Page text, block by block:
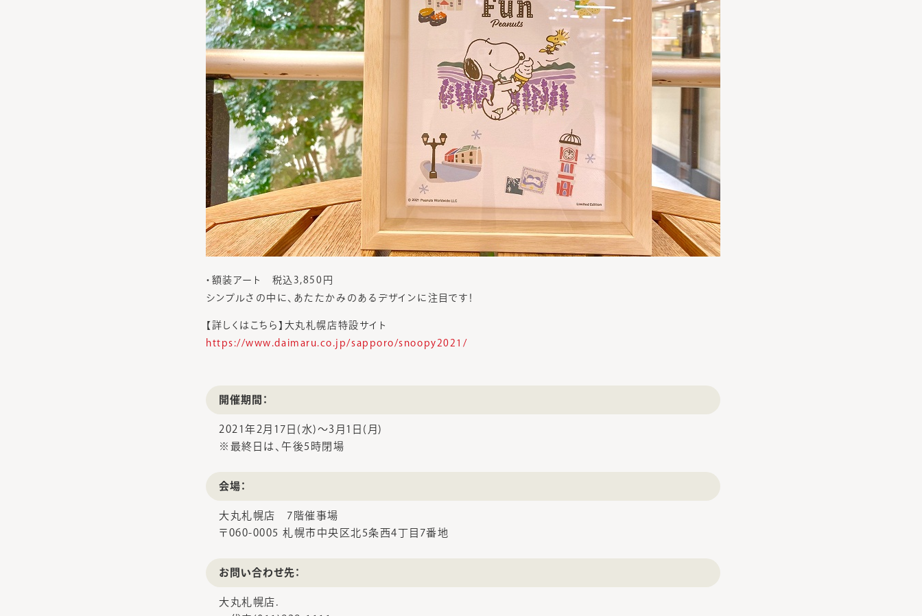
・額装アート 税込3,850円
シンプルさの中に、あたたかみのあるデザインに注目です！
【詳しくはこちら】大丸札幌店特設サイト
https://www.daimaru.co.jp/sapporo/snoopy2021/
開催期間：
2021年2月17日(水)～3月1日(月)
※最終日は、午後5時閉場
会場：
大丸札幌店 7階催事場
〒060-0005 札幌市中央区北5条西4丁目7番地
お問い合わせ先：
大丸札幌店.